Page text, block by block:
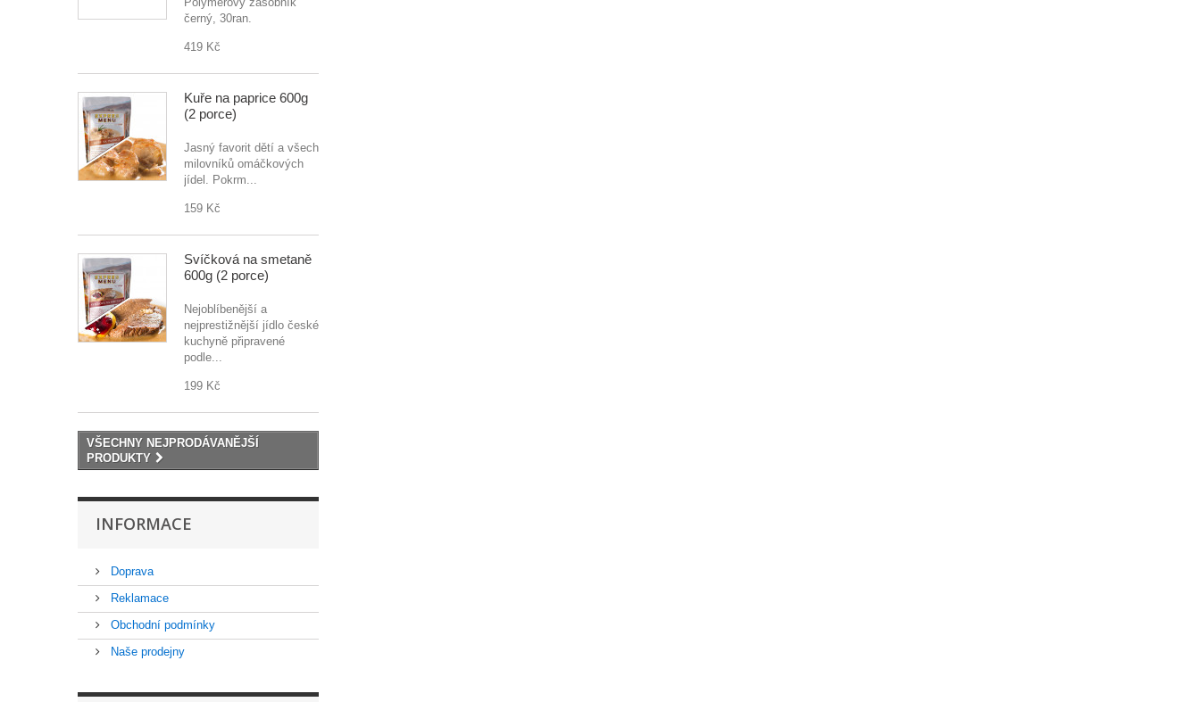
černý, 30ran.
419 Kč
Kuře na paprice 600g
(2 porce)
Jasný favorit dětí a všech
milovníků omáčkových
jídel. Pokrm...
159 Kč
Svíčková na smetaně
600g (2 porce)
Nejoblíbenější a
nejprestižnější jídlo české
kuchyně připravené
podle...
199 Kč
VŠECHNY NEJPRODÁVANĚJŠÍ
PRODUKTY
INFORMACE
Doprava
Reklamace
Obchodní podmínky
Naše prodejny